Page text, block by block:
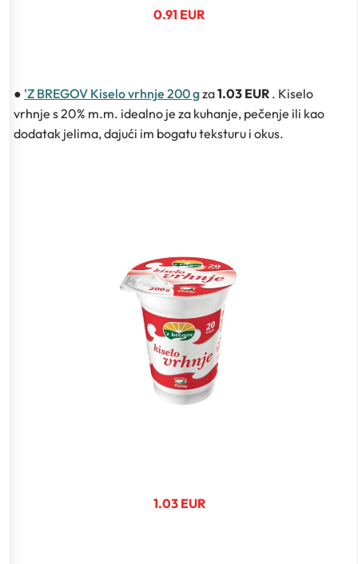
0.91 EUR
● 'Z BREGOV Kiselo vrhnje 200 gza1.03 EUR . Kiselo
vrhnje s 20% m.m. idealno je za kuhanje, pečenje ili kao
dodatak jelima, dajući im bogatu teksturu i okus.
1.03 EUR